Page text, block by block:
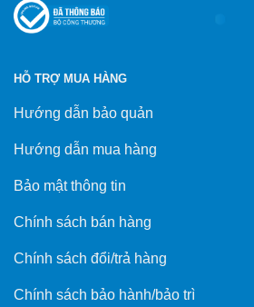
HỖ TRỢ MUA HÀNG
Hướng dẫn bảo quản
Hướng dẫn mua hàng
Bảo mật thông tin
Chính sách bán hàng
Chính sách đổi/trả hàng
Chính sách bảo hành/bảo trì